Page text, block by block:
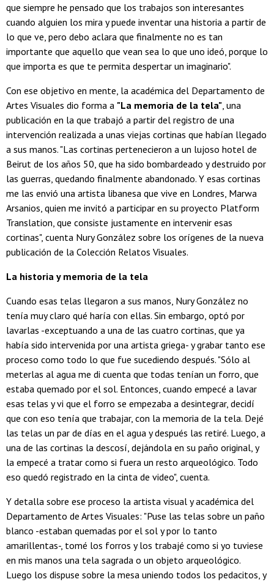
que siempre he pensado que los trabajos son interesantes
cuando alguien los mira y puede inventar una historia a partir de
lo que ve, pero debo aclara que finalmente no es tan
importante que aquello que vean sea lo que uno ideó, porque lo
que importa es que te permita despertar un imaginario".
Con ese objetivo en mente, la académica del Departamento de
Artes Visuales dio forma a "La memoria de la tela" , una
publicación en la que trabajó a partir del registro de una
intervención realizada a unas viejas cortinas que habían llegado
a sus manos. "Las cortinas pertenecieron a un lujoso hotel de
Beirut de los años 50, que ha sido bombardeado y destruido por
las guerras, quedando finalmente abandonado. Y esas cortinas
me las envió una artista libanesa que vive en Londres, Marwa
Arsanios, quien me invitó a participar en su proyecto Platform
Translation, que consiste justamente en intervenir esas
cortinas", cuenta Nury González sobre los orígenes de la nueva
publicación de la Colección Relatos Visuales.
La historia y memoria de la tela
Cuando esas telas llegaron a sus manos, Nury González no
tenía muy claro qué haría con ellas. Sin embargo, optó por
lavarlas -exceptuando a una de las cuatro cortinas, que ya
había sido intervenida por una artista griega- y grabar tanto ese
proceso como todo lo que fue sucediendo después. "Sólo al
meterlas al agua me di cuenta que todas tenían un forro, que
estaba quemado por el sol. Entonces, cuando empecé a lavar
esas telas y vi que el forro se empezaba a desintegrar, decidí
que con eso tenía que trabajar, con la memoria de la tela. Dejé
las telas un par de días en el agua y después las retiré. Luego, a
una de las cortinas la descosí, dejándola en su paño original, y
la empecé a tratar como si fuera un resto arqueológico. Todo
eso quedó registrado en la cinta de video", cuenta.
Y detalla sobre ese proceso la artista visual y académica del
Departamento de Artes Visuales: "Puse las telas sobre un paño
blanco -estaban quemadas por el sol y por lo tanto
amarillentas-, tomé los forros y los trabajé como si yo tuviese
en mis manos una tela sagrada o un objeto arqueológico.
Luego los dispuse sobre la mesa uniendo todos los pedacitos, y